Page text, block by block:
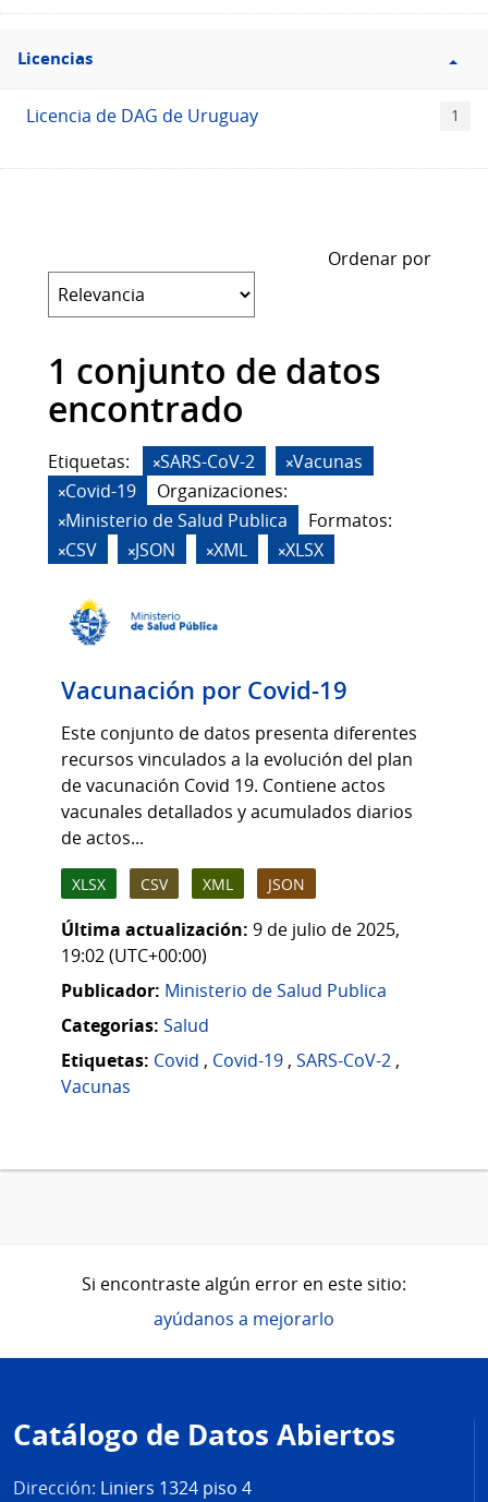
Filtro
Licencias
Licencias
Licencia de DAG de Uruguay 1
Ordenar por
1 conjunto de datos
encontrado
Etiquetas: SARS-CoV-2
Vacunas
Covid-19
Organizaciones:
Ministerio de Salud Publica
Formatos:
CSV
JSON XML XLSX
Vacunación por Covid-19
Este conjunto de datos presenta diferentes
recursos vinculados a la evolución del plan
de vacunación Covid 19. Contiene actos
vacunales detallados y acumulados diarios
de actos...
XLSX CSV XML JSON
Última actualización: 9 de julio de 2025,
19:02 (UTC+00:00)
Publicador: Ministerio de Salud Publica
Categorias: Salud
Etiquetas: Covid , Covid-19 , SARS-CoV-2 ,
Vacunas
Si encontraste algún error en este sitio:
ayúdanos a mejorarlo
de
página
Catálogo de Datos Abiertos
Dirección: Liniers 1324 piso 4